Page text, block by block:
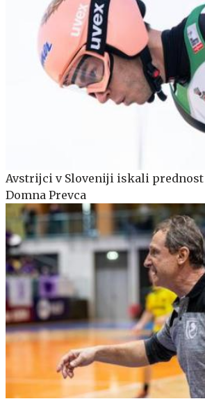
Avstrijci v Sloveniji iskali prednost
Domna Prevca